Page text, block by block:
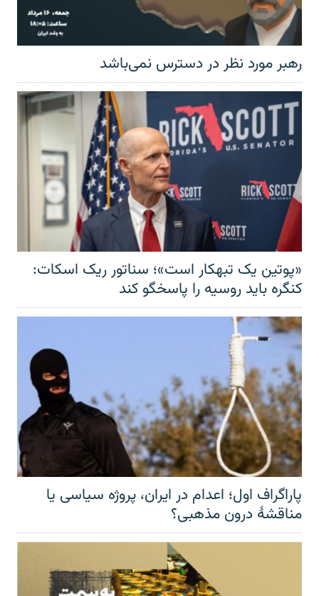
رهبر مورد نظر در دسترس نمی‌باشد
«پوتین یک تبهکار است»؛ سناتور ریک اسکات:
کنگره باید روسیه را پاسخگو کند
پاراگراف اول؛ اعدام در ایران، پروژه سیاسی یا
مناقشهٔ درون مذهبی؟